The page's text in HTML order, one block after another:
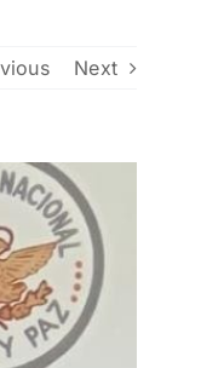
Next